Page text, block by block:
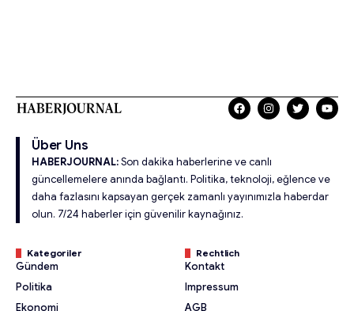
Über Uns
HABERJOURNAL:Son dakika haberlerine ve canlı
güncellemelere anında bağlantı. Politika, teknoloji, eğlence ve
daha fazlasını kapsayan gerçek zamanlı yayınımızla haberdar
olun. 7/24 haberler için güvenilir kaynağınız.
Kategoriler
Gündem
Politika
Ekonomi
Rechtlich
Kontakt
Impressum
AGB